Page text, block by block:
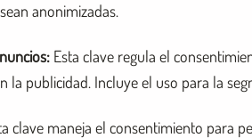
anonimizadas.
: Esta clave regula el
publicidad. Incluye el uso para la
clave maneja el consentimiento para